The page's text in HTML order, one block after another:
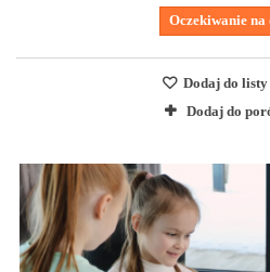
Oczekiwanie na
Dodaj do listy
Dodaj do